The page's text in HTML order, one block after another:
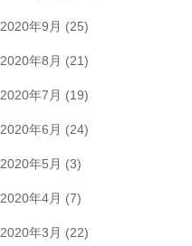
2020年9月 (25)
2020年8月 (21)
2020年7月 (19)
2020年6月 (24)
2020年5月 (3)
2020年4月 (7)
2020年3月 (22)